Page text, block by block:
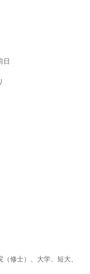
日
修士）、大学、短大、